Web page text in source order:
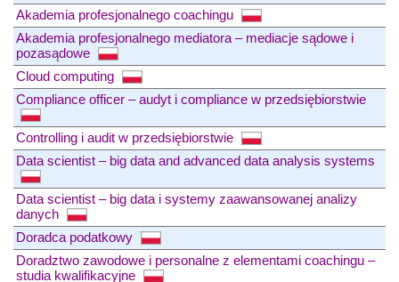
Akademia profesjonalnego coachingu
Akademia profesjonalnego mediatora – mediacje sądowe i
pozasądowe
Cloud computing
Compliance officer – audyt i compliance w przedsiębiorstwie
Controlling i audit w przedsiębiorstwie
Data scientist – big data and advanced data analysis systems
Data scientist – big data i systemy zaawansowanej analizy
danych
Doradca podatkowy
Doradztwo zawodowe i personalne z elementami coachingu –
studia kwalifikacyjne